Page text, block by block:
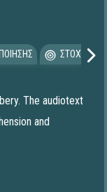
The audiotext
and